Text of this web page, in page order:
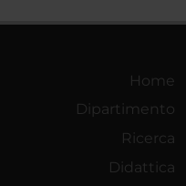
Home
Dipartimento
Ricerca
Didattica